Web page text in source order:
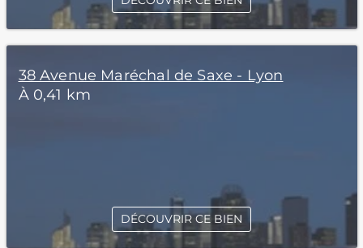
38 Avenue Maréchal de Saxe - Lyon
À 0,41 km
DÉCOUVRIR CE BIEN